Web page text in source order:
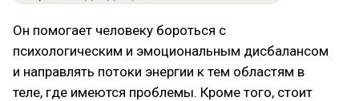
Он помогает человеку бороться с
психологическим и эмоциональным дисбалансом
и направлять потоки энергии к тем областям в
теле, где имеются проблемы. Кроме того, стоит